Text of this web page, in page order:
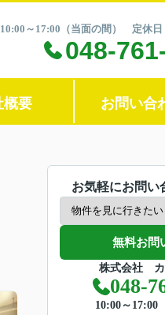
～17:00（当面の間） 定休日
048-
概要 お問い合
お気軽にお問い
無料お問
株式会社 カ
048-
10:00～17:00